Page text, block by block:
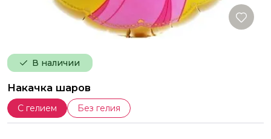
В наличии
Накачка шаров
С гелием Без гелия